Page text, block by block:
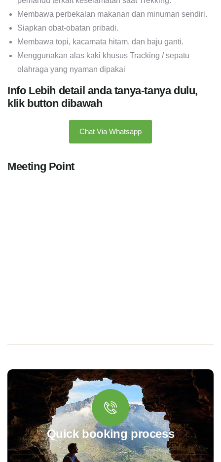
Membawa perbekalan makanan dan minuman sendiri.
Siapkan obat-obatan pribadi.
Membawa topi, kacamata hitam, dan baju ganti.
Menggunakan alas kaki khusus Tracking / sepatu
olahraga yang nyaman dipakai
Info Lebih detail anda tanya-tanya dulu,
klik button dibawah
Chat Via Whatsapp
Meeting Point
Quick booking process